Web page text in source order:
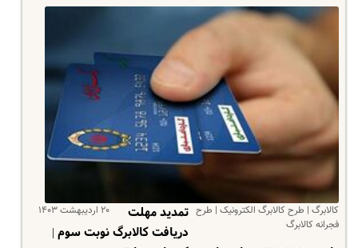
کالابرگ | طرح کالابرگ الکترونیک | طرح
فجرانه کالابرگ
۲۰ اردیبهشت ۱۴۰۳
تمدید مهلت
دریافت کالابرگ نوبت سوم |